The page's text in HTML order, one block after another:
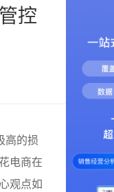
控
高的损
电商在
观点如